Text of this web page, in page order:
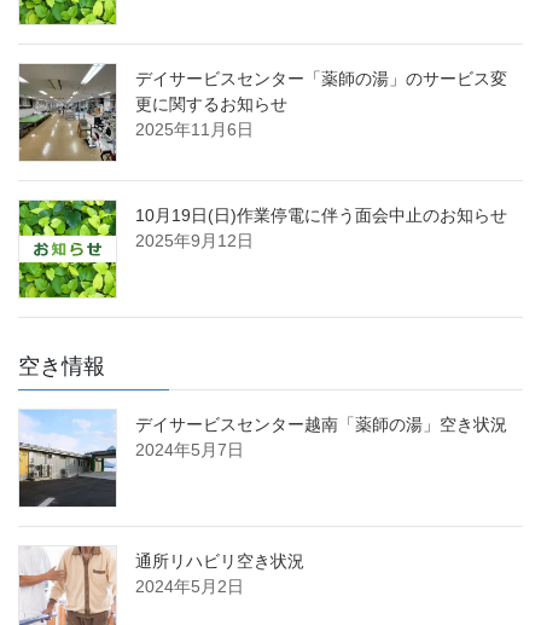
デイサービスセンター「薬師の湯」のサービス変
更に関するお知らせ
2025年11月6日
10月19日(日)作業停電に伴う面会中止のお知らせ
2025年9月12日
空き情報
デイサービスセンター越南「薬師の湯」空き状況
2024年5月7日
通所リハビリ空き状況
2024年5月2日